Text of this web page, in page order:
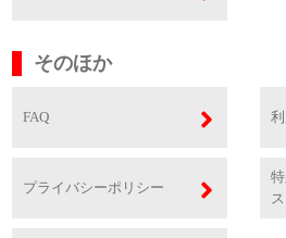
そのほか
FAQ
プライバシーポリシー